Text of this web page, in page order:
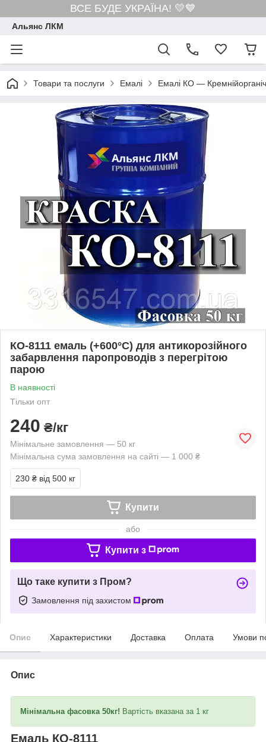
ВСЕ БУДЕ УКРАЇНА! 💛💙
Альянс ЛКМ
Товари та послуги Емалі Емалі КО —
КО-8111 емаль (+600°С) для антикорозійного
забарвлення паропроводів з перегрітою
парою
В наявності
Тільки опт
240 ₴/кг
Мінімальне замовлення — 50 кг
Мінімальна сума замовлення на сайті — 1 000 ₴
230 ₴ від 500 кг
Купити
або
Купити з
Що таке купити з Пром?
Замовлення під захистом
Опис Характеристики Доставка Оплата Умови
Опис
Мінімальна фасовка 50кг! Вартість вказана за 1 кг
Емаль КО-8111